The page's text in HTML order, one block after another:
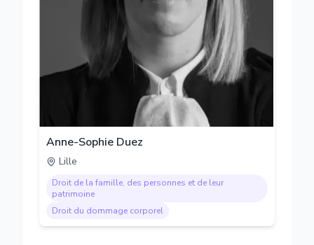
Anne-Sophie Duez
Lille
Droit de la famille, des personnes et de leur
patrimoine
Droit du dommage corporel